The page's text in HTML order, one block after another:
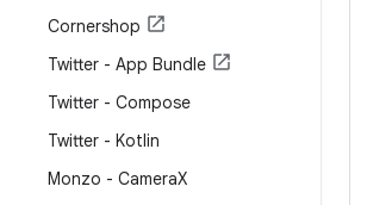
Cornershop
Twitter - App Bundle
Twitter - Compose
Twitter - Kotlin
Monzo - CameraX